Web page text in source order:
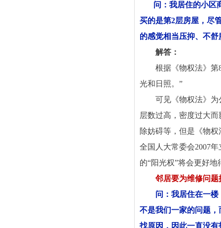
问：我居住的小区
买的是第2层房屋，尽
的感觉相当压抑、不
解答：
根据《物权法》第
光和日照。”
可见《物权法》为
层数过高，密度过大
除妨碍等，但是《物
全国人大常委会2007
的“阳光权”将会更好地
邻居要为维修问题
问：我居住在一
不是我们一家的问题
找原因，因此一直没